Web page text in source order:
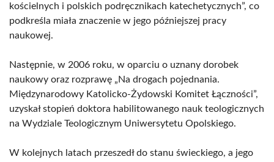
kościelnych i polskich podręcznikach katechetycznych”, co
podkreśla miała znaczenie w jego późniejszej pracy
naukowej.
Następnie, w 2006 roku, w oparciu o uznany dorobek
naukowy oraz rozprawę „Na drogach pojednania.
Międzynarodowy Katolicko-Żydowski Komitet Łączności”,
uzyskał stopień doktora habilitowanego nauk teologicznych
na Wydziale Teologicznym Uniwersytetu Opolskiego.
W kolejnych latach przeszedł do stanu świeckiego, a jego